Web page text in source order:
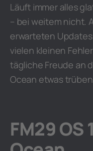
Läuft immer alles
– bei weitem nicht.
erwarteten
vielen kleinen
tägliche Freude an
Ocean etwas
FM29